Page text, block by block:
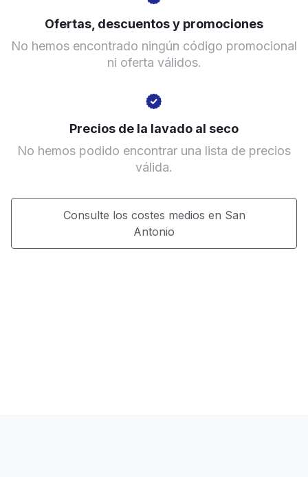
Ir al sitio web
Ofertas, descuentos y promociones
No hemos encontrado ningún código promocional
ni oferta válidos.
Precios de la lavado al seco
No hemos podido encontrar una lista de precios
válida.
Consulte los costes medios en San
Antonio